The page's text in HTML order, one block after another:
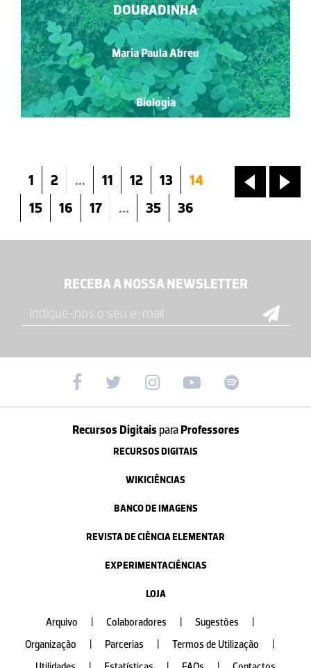
DOURADINHA
Maria Paula Abreu
Biologia
«
1 2 ... 11 12 13
14
15
16 17 ... 35 36
»
RECEBA A NOSSA NEWSLETTER
Recursos Digitais paraProfessores
RECURSOS DIGITAIS
WIKICIÊNCIAS
BANCO DE IMAGENS
REVISTA DE CIÊNCIA ELEMENTAR
EXPERIMENTACIÊNCIAS
LOJA
Arquivo Colaboradores Sugestões
Organização
Parcerias Termos de Utilização